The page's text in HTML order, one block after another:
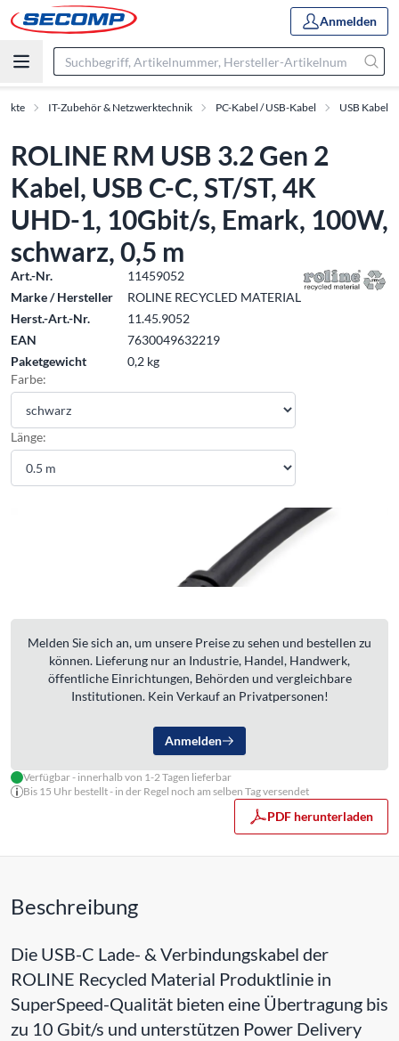
Anmelden
IT-Zubehör & Netzwerktechnik PC-Kabel / USB-Kabel USB Kabel
ROLINE RM USB 3.2 Gen 2
Kabel, USB C-C, ST/ST, 4K
UHD-1, 10Gbit/s, Emark, 100W,
schwarz, 0,5 m
Art.-Nr.
11459052
Marke / Hersteller
ROLINE RECYCLED MATERIAL
Herst.-Art.-Nr.
11.45.9052
EAN
7630049632219
Paketgewicht
0,2 kg
Farbe:
Länge:
Melden Sie sich an, um unsere Preise zu sehen und bestellen zu
können. Lieferung nur an Industrie, Handel, Handwerk,
öffentliche Einrichtungen, Behörden und vergleichbare
Institutionen. Kein Verkauf an Privatpersonen!
Anmelden
Verfügbar - innerhalb von 1-2 Tagen lieferbar
Bis 15 Uhr bestellt - in der Regel noch am selben Tag versendet
PDF herunterladen
Beschreibung
Die USB-C Lade- & Verbindungskabel der
ROLINE Recycled Material Produktlinie in
SuperSpeed-Qualität bieten eine Übertragung bis
zu 10 Gbit/s und unterstützen Power Delivery